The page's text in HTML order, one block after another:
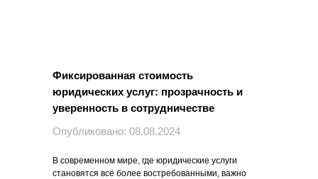
Фиксированная стоимость
юридических услуг: прозрачность и
уверенность в сотрудничестве
Опубликовано: 08.08.2024
В современном мире, где юридические услуги
становятся всё более востребованными, важно